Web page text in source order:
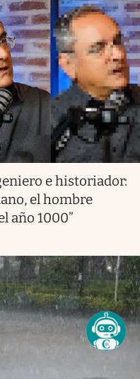
e historiador:
el hombre
año 1000”